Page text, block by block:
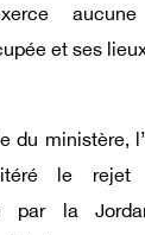
et ses
du ministère,
le rejet
par la